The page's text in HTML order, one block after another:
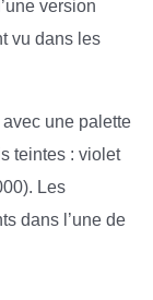
version
vu dans les
une palette
teintes : violet
Les
dans l’une de